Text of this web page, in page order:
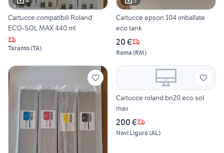
Cartucce compatibili Roland
ECO-SOL MAX 440 ml
Taranto(TA)
Cartucce epson 104 imballate
eco tank
20 €
Roma (RM)
Cartucce roland bn20 eco sol
max
200 €
Novi Ligure(AL)